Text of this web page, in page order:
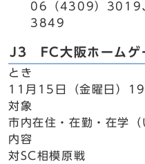
06（4309）3019
3849
J3 FC大阪ホームゲ
とき
11月15日（金曜日）19
対象
市内在住・在勤・在学（
内容
対SC相模原戦